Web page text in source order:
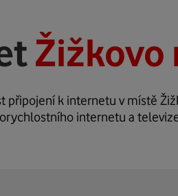
Žižkovo
připojení k internetu v místě
internetu a